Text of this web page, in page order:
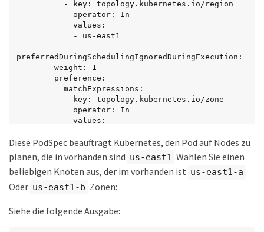
preferredDuringSchedulingIgnoredDuringExecution:
            - us-east1-b
    runAsUser: 1000
    runAsGroup: 3000
    fsGroup: 2000
    persistentVolumeClaim:
Diese PodSpec beauftragt Kubernetes, den Pod auf Nodes zu
planen, die in vorhanden sind us-east1 Wählen Sie einen
beliebigen Knoten aus, der im vorhanden ist us-east1-a
Oder us-east1-b Zonen:
Siehe die folgende Ausgabe: